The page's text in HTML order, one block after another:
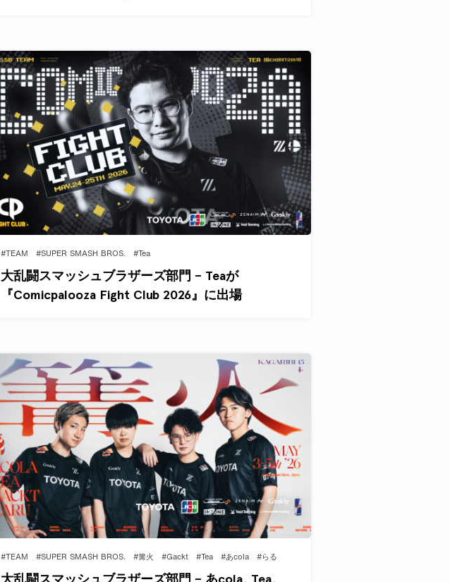
#TEAM #SUPER SMASH BROS. #Tea
大乱闘スマッシュブラザーズ部門 – Teaが
『Comicpalooza Fight Club 2026』に出場
#TEAM #SUPER SMASH BROS. #篝火 #Gackt #Tea #あcola #らる
大乱闘スマッシュブラザーズ部門 – あcola, Tea,